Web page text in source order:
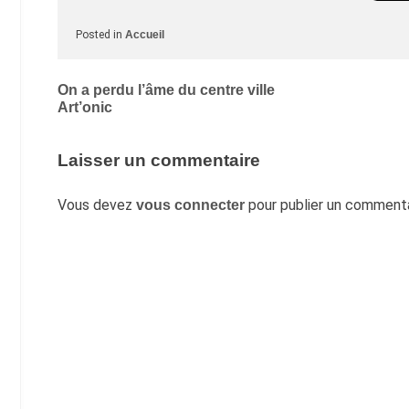
Posted in Accueil
Navigation
de
On a perdu l’âme du centre ville
Art’onic
Laisser un commentaire
Vous devez vous connecter pour publier un